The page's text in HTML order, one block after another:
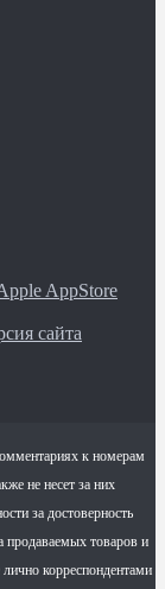
к номерам
не несет за них
за достоверность
продаваемых товаров и
корреспондентами